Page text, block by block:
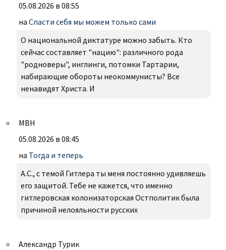
05.08.2026 в 08:55
на Спасти себя мы можем только сами
О национальной диктатуре можно забыть. Кто
сейчас составляет "нацию": различного рода
"родноверы", инглинги, потомки Тартарии,
набирающие обороты неокоммунисты? Все
ненавидят Христа. И
МВН
05.08.2026 в 08:45
на Тогда и теперь
А.С., с темой Гитлера ты меня постоянно удивляешь
его защитой. Тебе не кажется, что именно
гитлеровская колонизаторская Остполитик была
причиной нелояльности русских
Александр Турик